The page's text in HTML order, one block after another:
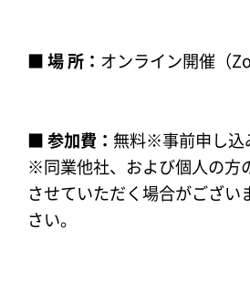
■ 場 所： オンライン開催（
■ 参加費： 無料※事前申し込
※同業他社、および個人の方
させていただく場合がござい
さい。